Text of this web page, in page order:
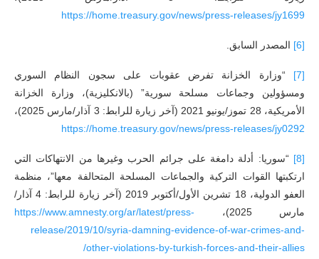
https://home.treasury.gov/news/press-releases/jy1699
[6] المصدر السابق.
[7]
“وزارة الخزانة تفرض عقوبات على سجون النظام السوري
ومسؤولين وجماعات مسلحة سورية” (بالانكليزية)، وزارة الخزانة
الأمريكية، 28 تموز/يونيو 2021 (آخر زيارة للرابط: 3 آذار/مارس 2025)،
https://home.treasury.gov/news/press-releases/jy0292
[8]
“سوريا: أدلة دامغة على جرائم الحرب وغيرها من الانتهاكات التي
ارتكبتها القوات التركية والجماعات المسلحة المتحالفة معها”، منظمة
العفو الدولية، 18 تشرين الأول/أكتوبر 2019 (آخر زيارة للرابط: 4 آذار/
مارس 2025)،
https://www.amnesty.org/ar/latest/press-
release/2019/10/syria-damning-evidence-of-war-crimes-and-
other-violations-by-turkish-forces-and-their-allies/